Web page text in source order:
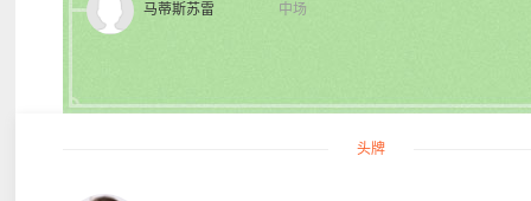
中场
马蒂斯苏雷
头牌